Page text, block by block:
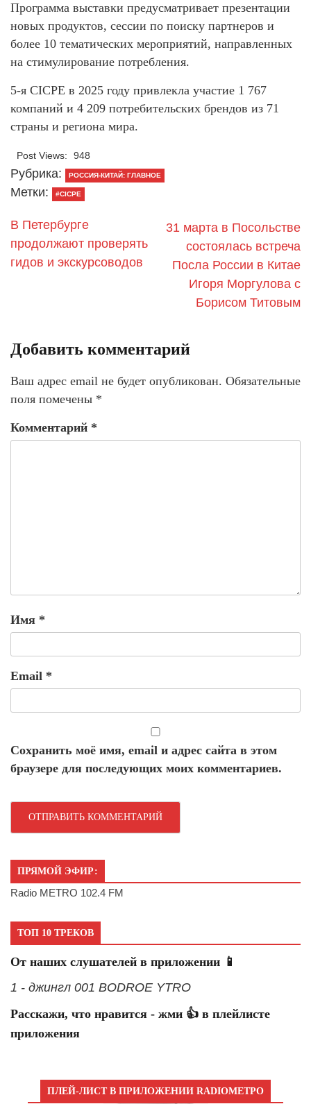
Программа выставки предусматривает презентации
новых продуктов, сессии по поиску партнеров и
более 10 тематических мероприятий, направленных
на стимулирование потребления.
5-я CICPE в 2025 году привлекла участие 1 767
компаний и 4 209 потребительских брендов из 71
страны и региона мира.
Post Views: 948
Рубрика: РОССИЯ-КИТАЙ: ГЛАВНОЕ
Метки: #CICPE
В Петербурге
продолжают проверять
гидов и экскурсоводов
31 марта в Посольстве
состоялась встреча
Посла России в Китае
Игоря Моргулова с
Борисом Титовым
Добавить комментарий
Ваш адрес email не будет опубликован. Обязательные
поля помечены *
Комментарий *
Имя *
Email *
Сохранить моё имя, email и адрес сайта в этом
браузере для последующих моих комментариев.
ПРЯМОЙ ЭФИР:
Radio METRO 102.4 FM
ТОП 10 ТРЕКОВ
От наших слушателей в приложении 📱
1 - джингл 001 BODROE YTRO
Расскажи, что нравится - жми 👍 в плейлисте
приложения
ПЛЕЙ-ЛИСТ В ПРИЛОЖЕНИИ RADIOМЕТРО